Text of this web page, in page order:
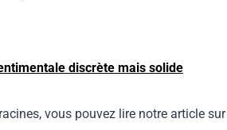
discrète mais solide
vous pouvez lire notre article sur